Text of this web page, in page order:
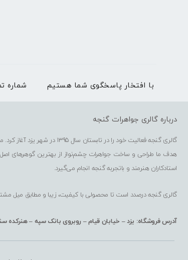
با افتخار پاسخگوی شما هستیم شماره
درباره گالری جواهرات گنجه
گالری گنجه فعالیت خود را در تابستان سال 1395 در شهر یزد آغاز کرد. مجموعه جواهرسازی گنجه شامل فروشگاه حضوری، فروشگاه اینترنتی، کارگاه گوهرتراشی و کارگاه طراحی و ساخت جواهرات است.
هدف ما طراحی و ساخت جواهرات چشم‌نواز از بهترین گوهرهای
استادکاران هنرمند و باتجربه گنجه انجام می‌گیرد.
گالری گنجه درصدد است تا محصولی با کیفیت، زیبا و مطابق میل
آدرس فروشگاه: یزد – خیابان قیام – روبروی بانک سپه – هنرکده